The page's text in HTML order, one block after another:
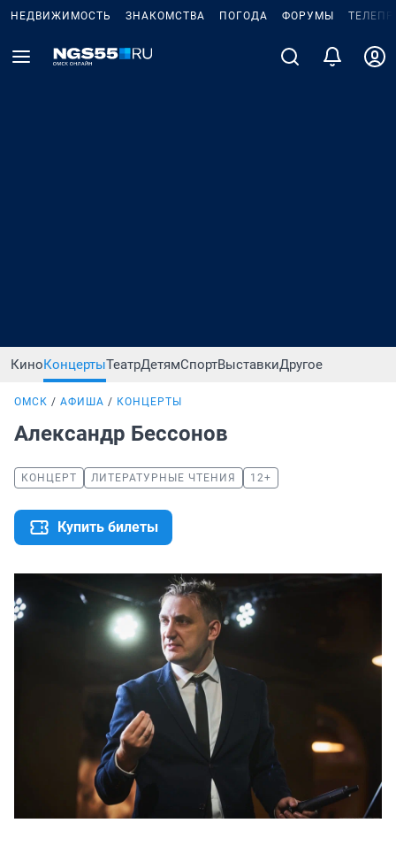
НЕДВИЖИМОСТЬ ЗНАКОМСТВА ПОГОДА ФОРУМЫ
КиноКонцертыТеатрДетямСпортВыставкиДругое
ОМСК АФИША КОНЦЕРТЫ
Александр Бессонов
КОНЦЕРТ ЛИТЕРАТУРНЫЕ ЧТЕНИЯ 12+
Купить билеты